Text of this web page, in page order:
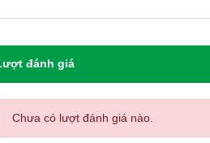
đánh giá
Chưa có lượt đánh giá nào.